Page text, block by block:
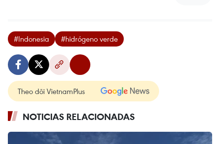
#Indonesia #hidrógeno verde
Theo dõi VietnamPlus
NOTICIAS RELACIONADAS